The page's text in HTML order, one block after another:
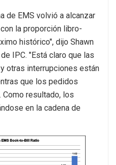
de EMS volvió a alcanzar
la proporción libro-
histórico", dijo Shawn
IPC. "Está claro que las
otras interrupciones están
que los pedidos
resultado, los
en la cadena de